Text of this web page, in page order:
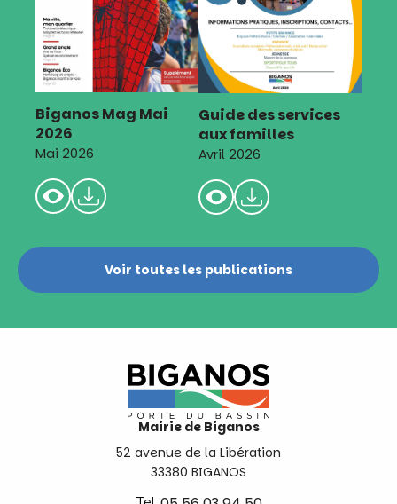
Biganos Mag Mai
2026
Mai 2026
Guide des services
aux familles
Avril 2026
Voir toutes les publications
Mairie de Biganos
52 avenue de la Libération
33380 BIGANOS